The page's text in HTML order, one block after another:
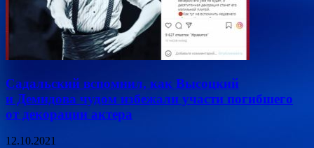
Садальский вспомнил, как Высоцкий
и Демидова чудом избежали участи погибшего
от декорации актера
12.10.2021